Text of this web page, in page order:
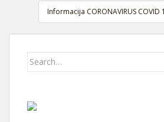
Informacija CORONAVIRUS
Search